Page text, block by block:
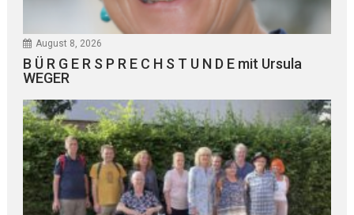
August 8, 2026
B Ü R G E R S P R E C H S T U N D E mit Ursula
WEGER